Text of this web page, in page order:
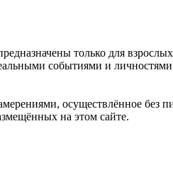
только для
событиями и
осуществлённое без
на этом сайте.